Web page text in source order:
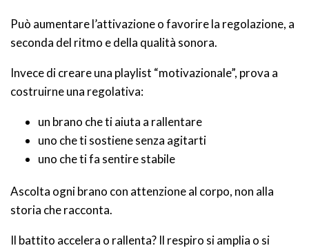
Può aumentare l’attivazione o favorire la regolazione, a
seconda del ritmo e della qualità sonora.
Invece di creare una playlist “motivazionale”, prova a
costruirne una regolativa:
un brano che ti aiuta a rallentare
uno che ti sostiene senza agitarti
uno che ti fa sentire stabile
Ascolta ogni brano con attenzione al corpo, non alla
storia che racconta.
Il battito accelera o rallenta? Il respiro si amplia o si